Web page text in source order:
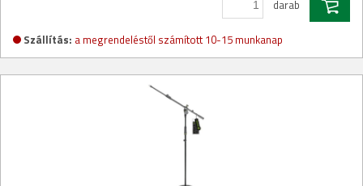
darab
Szállítás: a megrendeléstől számított 10-15 munkanap